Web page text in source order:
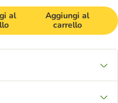
al
Aggiungi al
carrello